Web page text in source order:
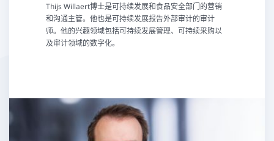
Thijs Willaert博士是可持续发展和食品安全部门的营销
和沟通主管。他也是可持续发展报告外部审计的审计
师。他的兴趣领域包括可持续发展管理、可持续采购以
及审计领域的数字化。